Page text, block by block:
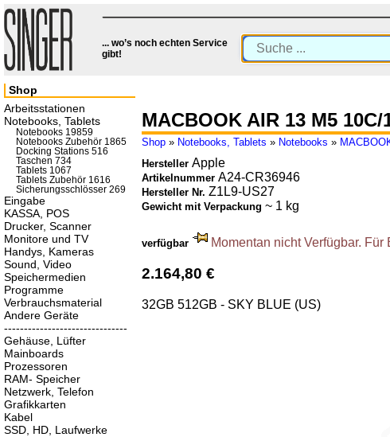
... wo’s noch echten Service
gibt!
MACBOOK AIR 13 M5 10C/
Shop » Notebooks, Tablets » Notebooks »
Hersteller Apple
Artikelnummer A24-CR36946
Hersteller Nr. Z1L9-US27
Gewicht mit Verpackung ~ 1 kg
verfügbar Momentan nicht Verfügbar.
2.164,80 €
32GB 512GB - SKY BLUE (US)
Shop
Arbeitsstationen
Notebooks, Tablets
Notebooks 19859
Notebooks Zubehör 1865
Docking Stations 516
Taschen 734
Tablets 1067
Tablets Zubehör 1616
Sicherungsschlösser 269
Eingabe
KASSA, POS
Drucker, Scanner
Monitore und TV
Handys, Kameras
Sound, Video
Speichermedien
Programme
Verbrauchsmaterial
Andere Geräte
-------------------------------
Gehäuse, Lüfter
Mainboards
Prozessoren
RAM- Speicher
Netzwerk, Telefon
Grafikkarten
Kabel
SSD, HD, Laufwerke